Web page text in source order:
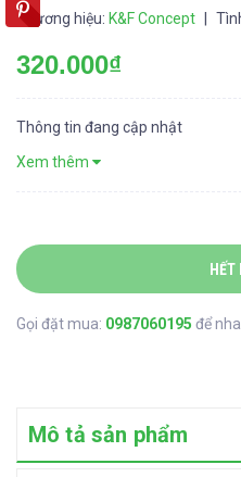
Thương hiệu: K&F Concept
320.000₫
Thông tin đang cập nhật
Xem thêm
HẾT
Gọi đặt mua: 0987060195 để
Mô tả sản phẩm